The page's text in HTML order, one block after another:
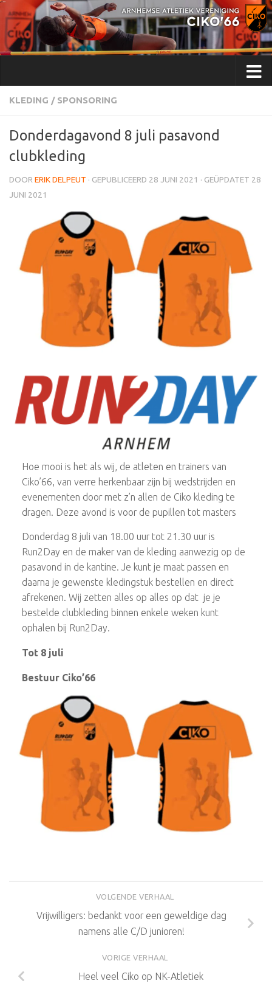
Doorgaan naar inhoud
KLEDING / SPONSORING
Donderdagavond 8 juli pasavond
clubkleding
DOOR ERIK DELPEUT · GEPUBLICEERD 28 JUNI 2021 · GEÜPDATET 28
JUNI 2021
Hoe mooi is het als wij, de atleten en trainers van
Ciko’66, van verre herkenbaar zijn bij wedstrijden en
evenementen door met z’n allen de Ciko kleding te
dragen. Deze avond is voor de pupillen tot masters
Donderdag 8 juli van 18.00 uur tot 21.30 uur is
Run2Day en de maker van de kleding aanwezig op de
pasavond in de kantine. Je kunt je maat passen en
daarna je gewenste kledingstuk bestellen en direct
afrekenen. Wij zetten alles op alles op dat je je
bestelde clubkleding binnen enkele weken kunt
ophalen bij Run2Day.
Tot 8 juli
Bestuur Ciko’66
VOLGENDE VERHAAL
Vrijwilligers: bedankt voor een geweldige dag
namens alle C/D junioren!
VORIGE VERHAAL
Heel veel Ciko op NK-Atletiek